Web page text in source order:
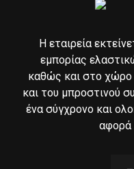
Η εταιρεία
εμπορίας
καθώς και στο
και του μπροστινού
ένα σύγχρονο και
αφορά